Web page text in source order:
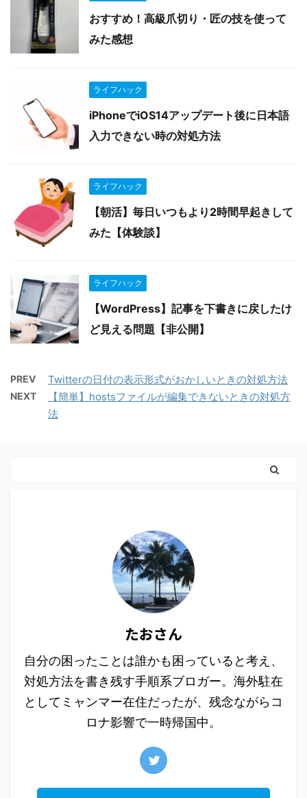
おすすめ！高級爪切り・匠の技を使って
みた感想
ライフハック
iPhoneでiOS14アップデート後に日本語
入力できない時の対処方法
ライフハック
【朝活】毎日いつもより2時間早起きして
みた【体験談】
ライフハック
【WordPress】記事を下書きに戻したけ
ど見える問題【非公開】
PREV Twitterの日付の表示形式がおかしいときの対処方法
NEXT
【簡単】hostsファイルが編集できないときの対処方
法
たおさん
自分の困ったことは誰かも困っていると考え、
対処方法を書き残す手順系ブロガー。海外駐在
としてミャンマー在住だったが、残念ながらコ
ロナ影響で一時帰国中。